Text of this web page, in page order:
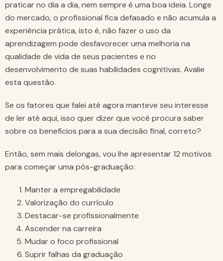
praticar no dia a dia, nem sempre é uma boa ideia. Longe
do mercado, o profissional fica defasado e não acumula a
experiência prática, isto é, não fazer o uso da
aprendizagem pode desfavorecer uma melhoria na
qualidade de vida de seus pacientes e no
desenvolvimento de suas habilidades cognitivas. Avalie
esta questão.
Se os fatores que falei até agora manteve seu interesse
de ler até aqui, isso quer dizer que você procura saber
sobre os benefícios para a sua decisão final, correto?
Então, sem mais delongas, vou lhe apresentar 12 motivos
para começar uma pós-graduação:
Manter a empregabilidade
Valorização do currículo
Destacar-se profissionalmente
Ascender na carreira
Mudar o foco profissional
Suprir falhas da graduação